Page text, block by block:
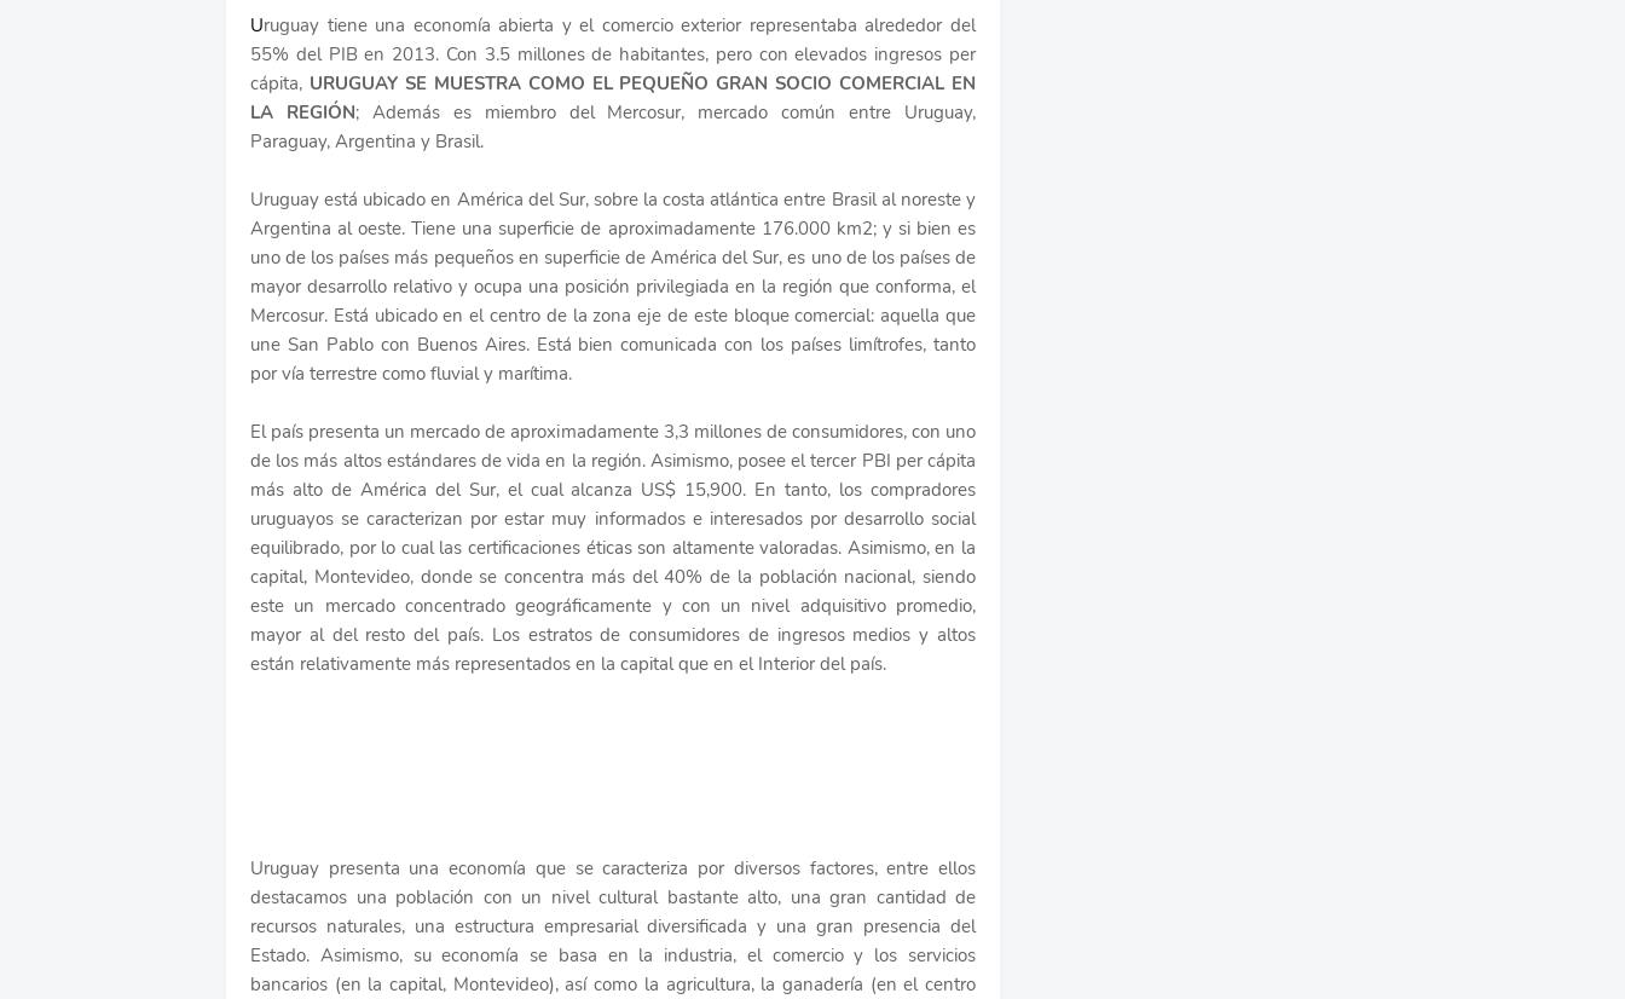
Uruguay tiene una economía abierta y el comercio exterior representaba alrededor del
55% del PIB en 2013. Con 3.5 millones de habitantes, pero con elevados ingresos per
cápita, URUGUAY SE MUESTRA COMO EL PEQUEÑO GRAN SOCIO COMERCIAL EN
LA REGIÓN; Además es miembro del Mercosur, mercado común entre Uruguay,
Paraguay, Argentina y Brasil.
Uruguay está ubicado en América del Sur, sobre la costa atlántica entre Brasil al noreste y
Argentina al oeste. Tiene una superficie de aproximadamente 176.000 km2; y si bien es
uno de los países más pequeños en superficie de América del Sur, es uno de los países de
mayor desarrollo relativo y ocupa una posición privilegiada en la región que conforma, el
Mercosur. Está ubicado en el centro de la zona eje de este bloque comercial: aquella que
une San Pablo con Buenos Aires. Está bien comunicada con los países limítrofes, tanto
por vía terrestre como fluvial y marítima.
El país presenta un mercado de aproximadamente 3,3 millones de consumidores, con uno
de los más altos estándares de vida en la región. Asimismo, posee el tercer PBI per cápita
más alto de América del Sur, el cual alcanza US$ 15,900. En tanto, los compradores
uruguayos se caracterizan por estar muy informados e interesados por desarrollo social
equilibrado, por lo cual las certificaciones éticas son altamente valoradas. Asimismo, en la
capital, Montevideo, donde se concentra más del 40% de la población nacional, siendo
este un mercado concentrado geográficamente y con un nivel adquisitivo promedio,
mayor al del resto del país. Los estratos de consumidores de ingresos medios y altos
están relativamente más representados en la capital que en el Interior del país.
Uruguay presenta una economía que se caracteriza por diversos factores, entre ellos
destacamos una población con un nivel cultural bastante alto, una gran cantidad de
recursos naturales, una estructura empresarial diversificada y una gran presencia del
Estado. Asimismo, su economía se basa en la industria, el comercio y los servicios
bancarios (en la capital, Montevideo), así como la agricultura, la ganadería (en el centro